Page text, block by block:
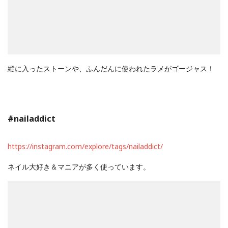
縦に入ったストーンや、ふんだんに使われたラメがゴージャス！
#nailaddict
https://instagram.com/explore/tags/nailaddict/
ネイル大好き＆マニアが多く使っています。